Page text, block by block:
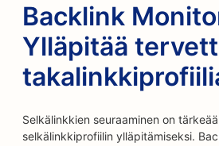
Backlink
Ylläpitää
Selkälinkkien seuraaminen on
selkälinkkiprofiilin ylläpitämiseksi.